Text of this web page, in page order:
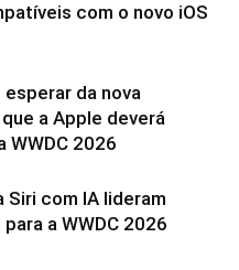
com o novo iOS
esperar da nova
a Apple deverá
WWDC 2026
Siri com IA lideram
a WWDC 2026